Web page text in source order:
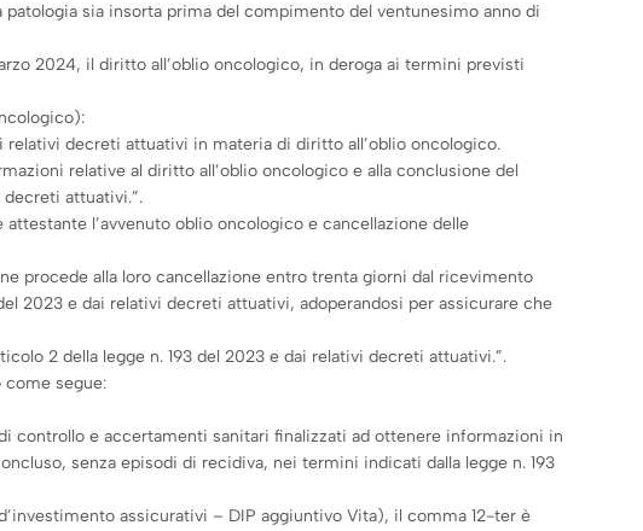
sia insorta prima del compimento del ventunesimo anno di
2024, il diritto all’oblio oncologico, in deroga ai termini previsti
relativi decreti attuativi in materia di diritto all’oblio oncologico.
relative al diritto all’oblio oncologico e alla conclusione del
attuativi.”.
l’avvenuto oblio oncologico e cancellazione delle
procede alla loro cancellazione entro trenta giorni dal ricevimento
2023 e dai relativi decreti attuativi, adoperandosi per assicurare che
2 della legge n. 193 del 2023 e dai relativi decreti attuativi.”.
come segue:
controllo e accertamenti sanitari finalizzati ad ottenere informazioni in
senza episodi di recidiva, nei termini indicati dalla legge n. 193
assicurativi – DIP aggiuntivo Vita), il comma 12-ter è